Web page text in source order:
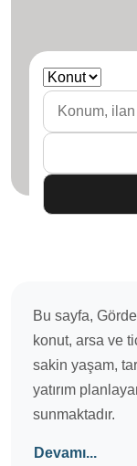
Bu sayfa,
konut, arsa ve
sakin yaşam,
yatırım
sunmaktadır.
Devamı...